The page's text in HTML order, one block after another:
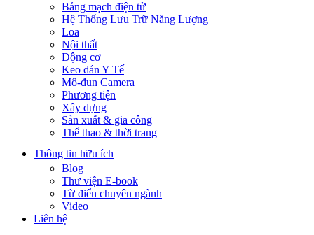
Bảng mạch điện tử
Hệ Thống Lưu Trữ Năng Lượng
Loa
Nội thất
Động cơ
Keo dán Y Tế
Mô-đun Camera
Phương tiện
Xây dựng
Sản xuất & gia công
Thể thao & thời trang
Thông tin hữu ích
Blog
Thư viện E-book
Từ điển chuyên ngành
Video
Liên hệ